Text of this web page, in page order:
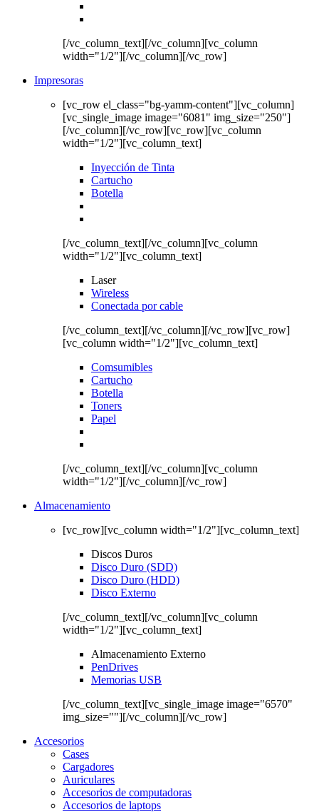
[/vc_column_text][/vc_column][vc_column
width="1/2"][/vc_column][/vc_row]
Impresoras
[vc_row el_class="bg-yamm-content"][vc_column]
[vc_single_image image="6081" img_size="250"]
[/vc_column][/vc_row][vc_row][vc_column
width="1/2"][vc_column_text]
Inyección de Tinta
Cartucho
Botella
[/vc_column_text][/vc_column][vc_column
width="1/2"][vc_column_text]
Laser
Wireless
Conectada por cable
[/vc_column_text][/vc_column][/vc_row][vc_row]
[vc_column width="1/2"][vc_column_text]
Comsumibles
Cartucho
Botella
Toners
Papel
[/vc_column_text][/vc_column][vc_column
width="1/2"][/vc_column][/vc_row]
Almacenamiento
[vc_row][vc_column width="1/2"][vc_column_text]
Discos Duros
Disco Duro (SDD)
Disco Duro (HDD)
Disco Externo
[/vc_column_text][/vc_column][vc_column
width="1/2"][vc_column_text]
Almacenamiento Externo
PenDrives
Memorias USB
[/vc_column_text][vc_single_image image="6570"
img_size=""][/vc_column][/vc_row]
Accesorios
Cases
Cargadores
Auriculares
Accesorios de computadoras
Accesorios de laptops